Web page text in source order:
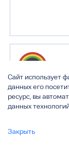
Тольяттиазот
Сайт использует
данных его
ресурс, вы
данных
Закрыть